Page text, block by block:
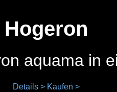
Hogeron
aquama in
Details > Kaufen >